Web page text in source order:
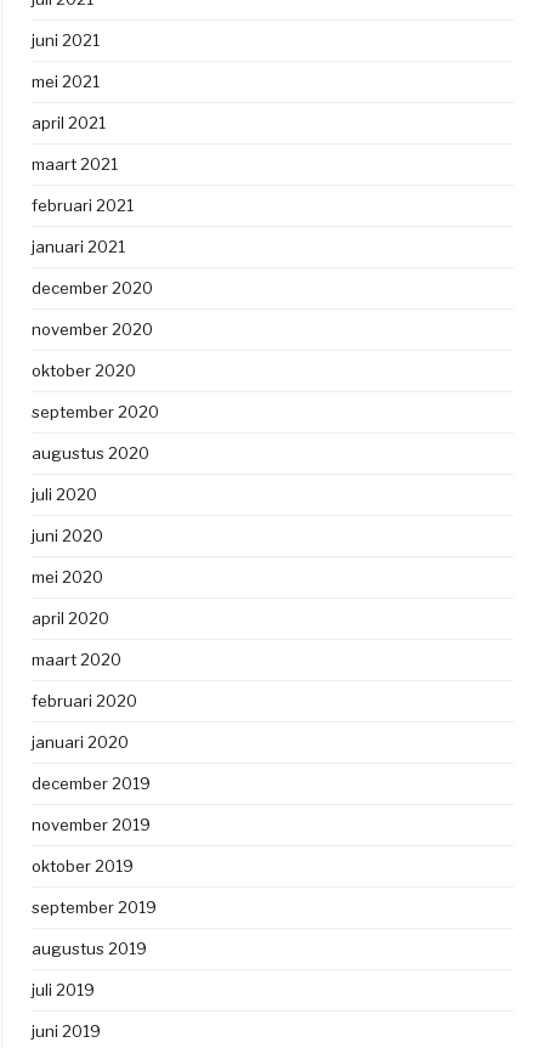
juni 2021
mei 2021
april 2021
maart 2021
februari 2021
januari 2021
december 2020
november 2020
oktober 2020
september 2020
augustus 2020
juli 2020
juni 2020
mei 2020
april 2020
maart 2020
februari 2020
januari 2020
december 2019
november 2019
oktober 2019
september 2019
augustus 2019
juli 2019
juni 2019